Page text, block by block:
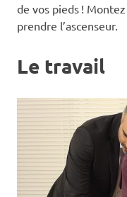
de vos pieds !
prendre l’ascenseur.
Le travail